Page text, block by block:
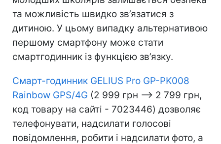
та можливість швидко зв’язатися з
дитиною. У цьому випадку альтернативою
першому смартфону може стати
смартгодинник із функцією зв’язку.
Смарт-годинник GELIUS Pro GP-PK008
Rainbow GPS/4G (2 999 грн –> 2 799 грн,
код товару на сайті - 7023446) дозволяє
телефонувати, надсилати голосові
повідомлення, робити і надсилати фото, а